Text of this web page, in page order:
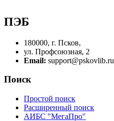
ПЭБ
180000, г. Псков,
ул. Профсоюзная, 2
Email: support@pskovlib.ru
Поиск
Простой поиск
Расширенный поиск
АИБС "МегаПро"